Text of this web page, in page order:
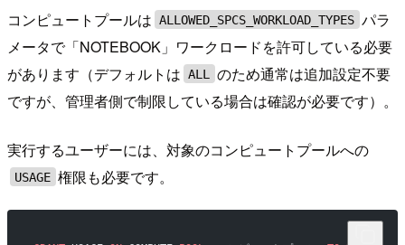
コンピュートプールは ALLOWED_SPCS_WORKLOAD_TYPES パラ
メータで「NOTEBOOK」ワークロードを許可している必要
があります（デフォルトは ALL
のため通常は追加設定不要
ですが、管理者側で制限している場合は確認が必要です）。
実行するユーザーには、対象のコンピュートプールへの
USAGE 権限も必要です。